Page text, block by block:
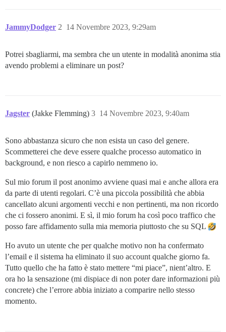
JammyDodger 14 Novembre 2023, 9:29am
2
Potrei sbagliarmi, ma sembra che un utente in modalità anonima stia
avendo problemi a eliminare un post?
Jagster (Jakke Flemming) 14 Novembre 2023, 9:40am
3
Sono abbastanza sicuro che non esista un caso del genere.
Scommetterei che deve essere qualche processo automatico in
background, e non riesco a capirlo nemmeno io.
Sul mio forum il post anonimo avviene quasi mai e anche allora era
da parte di utenti regolari. C’è una piccola possibilità che abbia
cancellato alcuni argomenti vecchi e non pertinenti, ma non ricordo
che ci fossero anonimi. E sì, il mio forum ha così poco traffico che
posso fare affidamento sulla mia memoria piuttosto che su SQL
Ho avuto un utente che per qualche motivo non ha confermato
l’email e il sistema ha eliminato il suo account qualche giorno fa.
Tutto quello che ha fatto è stato mettere “mi piace”, nient’altro. E
ora ho la sensazione (mi dispiace di non poter dare informazioni più
concrete) che l’errore abbia iniziato a comparire nello stesso
momento.